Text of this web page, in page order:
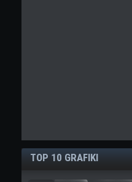
TOP 10 GRAFIKI